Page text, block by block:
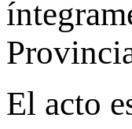
El acto